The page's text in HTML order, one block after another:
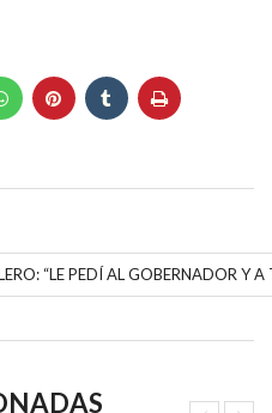
“LE PEDÍ AL GOBERNADOR Y